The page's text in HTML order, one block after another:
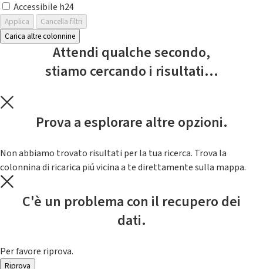
Accessibile h24
Applica
Cancella filtri
Carica altre colonnine
Attendi qualche secondo,
stiamo cercando i risultati...
Prova a esplorare altre opzioni.
Non abbiamo trovato risultati per la tua ricerca. Trova la
colonnina di ricarica piú vicina a te direttamente sulla mappa.
C'è un problema con il recupero dei
dati.
Per favore riprova.
Riprova